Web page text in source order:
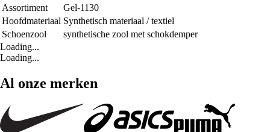
Assortiment
Gel-1130
Hoofdmateriaal Synthetisch materiaal / textiel
Schoenzool
synthetische zool met schokdemper
Loading...
Loading...
Al onze merken